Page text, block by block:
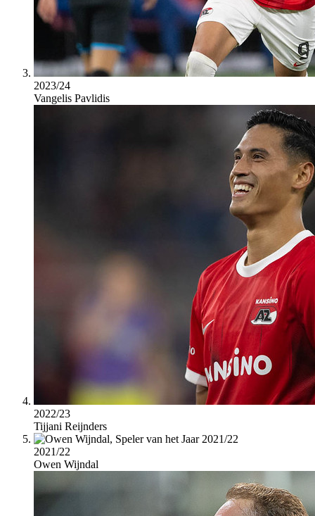
2023/24
Vangelis Pavlidis
2022/23
Tijjani Reijnders
2021/22
Owen Wijndal